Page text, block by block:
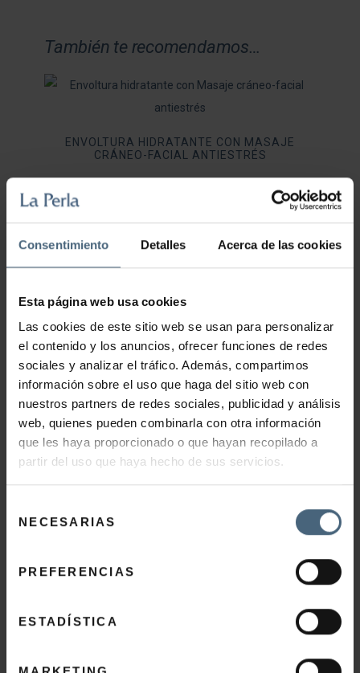
Consentimiento Detalles Acerca de las cookies
Esta página web usa cookies
Las cookies de este sitio web se usan para personalizar
el contenido y los anuncios, ofrecer funciones de redes
sociales y analizar el tráfico. Además, compartimos
información sobre el uso que haga del sitio web con
nuestros partners de redes sociales, publicidad y análisis
web, quienes pueden combinarla con otra información
que les haya proporcionado o que hayan recopilado a
partir del uso que haya hecho de sus servicios.
NECESARIAS
PREFERENCIAS
ESTADÍSTICA
También te recomendamos…
ENVOLTURA HIDRATANTE CON MASAJE
CRÁNEO-FACIAL ANTIESTRÉS
RITUAL CLEOPATRA 1H 30MIN
124,00€
PEELING FLASH LUMINOSIDAD